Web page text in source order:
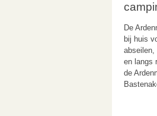
De
bij huis
abseilen,
en langs
de